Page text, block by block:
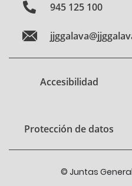
945 125 100
Accesibilidad
Protección de datos
© Juntas